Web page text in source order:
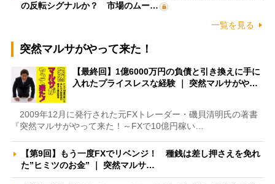
の反転シグナルか？ 市場のムー…
一覧を見る
突然マルサがやって来た！
【最終回】1億6000万円の負債と引き換えに手に
入れたプライスレスな経験 ｜ 突然マルサがや…
2009年12月に発行された元FXトレーダー・磯貝清明氏の著書
『突然マルサがやって来た！～FXで10億円稼い…
【第9回】もう一度FXでリベンジ！ 種銭は差し押さえを免れ
た”ヒミツのお金” ｜ 突然マルサ…